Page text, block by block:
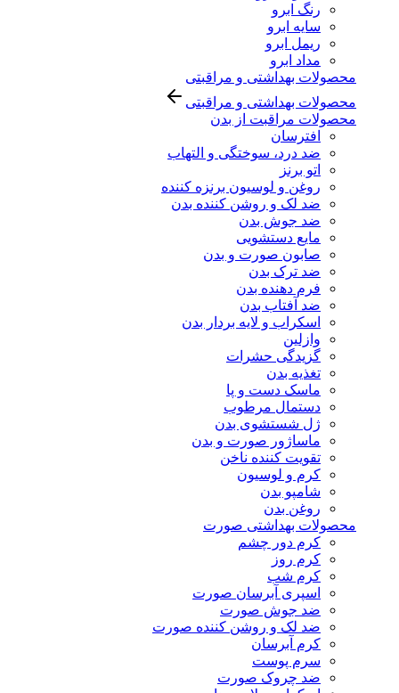
رنگ ابرو
سایه ابرو
ریمل ابرو
مداد ابرو
محصولات بهداشتی و مراقبتی
محصولات بهداشتی و مراقبتی
محصولات مراقبت از بدن
افترسان
ضد درد، سوختگی و التهاب
اتو برنز
روغن و لوسیون برنزه کننده
ضد لک و روشن کننده بدن
ضد جوش بدن
مایع دستشویی
صابون صورت و بدن
ضد ترک بدن
فرم دهنده بدن
ضد آفتاب بدن
اسکراب و لایه بردار بدن
وازلین
گزیدگی حشرات
تغذیه بدن
ماسک دست و پا
دستمال مرطوب
ژل شستشوی بدن
ماساژور صورت و بدن
تقویت کننده ناخن
کرم و لوسیون
شامپو بدن
روغن بدن
محصولات بهداشتی صورت
کرم دور چشم
کرم روز
کرم شب
اسپری آبرسان صورت
ضد جوش صورت
ضد لک و روشن کننده صورت
کرم آبرسان
سرم پوست
ضد چروک صورت